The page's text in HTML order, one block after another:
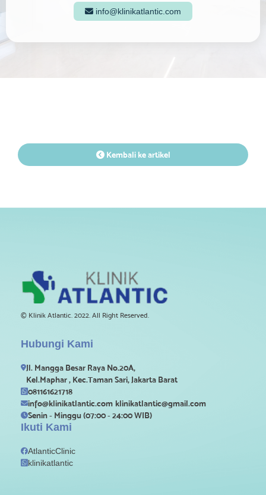
 info@klinikatlantic.com
Kembali ke artikel
© Klinik Atlantic. 2022. All Right Reserved.
Hubungi Kami
Jl. Mangga Besar Raya No.20A,
Kel.Maphar , Kec.Taman Sari, Jakarta Barat
081161621718
info@klinikatlantic.com klinikatlantic@gmail.com
Senin - Minggu (07:00 - 24:00 WIB)
Ikuti Kami
AtlanticClinic
 klinikatlantic